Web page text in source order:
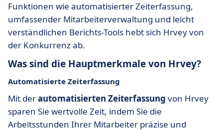
Funktionen wie automatisierter Zeiterfassung,
umfassender Mitarbeiterverwaltung und leicht
verständlichen Berichts-Tools hebt sich Hrvey von
der Konkurrenz ab.
Was sind die Hauptmerkmale von Hrvey?
Automatisierte Zeiterfassung
Mit derautomatisierten Zeiterfassung von Hrvey
sparen Sie wertvolle Zeit, indem Sie die
Arbeitsstunden Ihrer Mitarbeiter präzise und